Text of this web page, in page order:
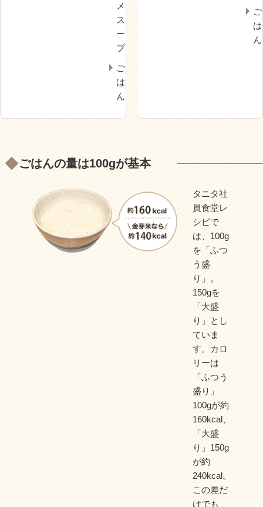
メ
ス
ー
プ
ご
は
ん
ご
は
ん
ごはんの量は100gが基本
タニタ社
員食堂レ
シピで
は、100g
を「ふつ
う盛
り」。
150gを
「大盛
り」とし
ていま
す。カロ
リーは
「ふつう
盛り」
100gが約
160kcal、
「大盛
り」150g
が約
240kcal。
この差だ
けでも